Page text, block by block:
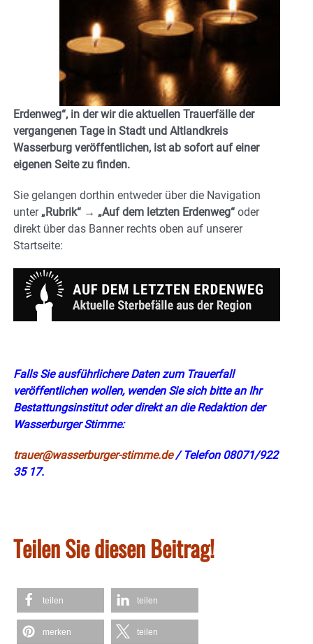
Erdenweg“, in der wir die aktuellen Trauerfälle der
vergangenen Tage in Stadt und Altlandkreis
Wasserburg veröffentlichen, ist ab sofort auf einer
eigenen Seite zu finden.
Sie gelangen dorthin entweder über die Navigation
unter „Rubrik“ → „Auf dem letzten Erdenweg“ oder
direkt über das Banner rechts oben auf unserer
Startseite:
Falls Sie ausführlichere Daten zum Trauerfall
veröffentlichen wollen, wenden Sie sich bitte an Ihr
Bestattungsinstitut oder direkt an die Redaktion der
Wasserburger Stimme:
trauer@wasserburger-stimme.de/ Telefon 08071/922
35 17.
Teilen Sie diesen Beitrag!
teilen teilen
merken teilen